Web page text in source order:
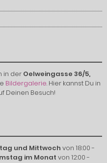
in der Oelweingasse 36/5,
Bildergalerie. Hier kannst Du in
Deinen Besuch!
und Mittwoch von 18:00 -
im Monat von 12:00 -